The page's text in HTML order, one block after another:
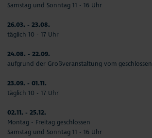
Samstag und Sonntag 11 - 16 Uhr
26.03. - 23.08.
täglich 10 - 17 Uhr
24.08. - 22.09.
aufgrund der Großveranstaltung vom geschlossen
23.09. - 01.11.
täglich 10 - 17 Uhr
02.11. - 25.12.
Montag - Freitag geschlossen
Samstag und Sonntag 11 - 16 Uhr